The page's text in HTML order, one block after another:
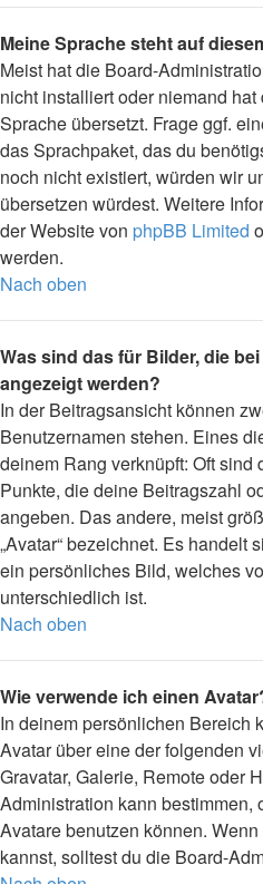
Meine Sprache steht auf
Meist hat die Board-
nicht installiert oder niemand
Sprache übersetzt. Frage ggf.
das Sprachpaket, das du
noch nicht existiert, würden wir
übersetzen würdest. Weitere
der Website von phpBB Limited
werden.
Nach oben
Was sind das für Bilder, die
angezeigt werden?
In der Beitragsansicht können
Benutzernamen stehen. Eines
deinem Rang verknüpft: Oft sind
Punkte, die deine Beitragszahl
angeben. Das andere, meist
„Avatar“ bezeichnet. Es handelt
ein persönliches Bild, welches
unterschiedlich ist.
Nach oben
Wie verwende ich einen
In deinem persönlichen Bereich
Avatar über eine der folgenden
Gravatar, Galerie, Remote oder
Administration kann bestimmen,
Avatare benutzen können.
kannst, solltest du die Board-